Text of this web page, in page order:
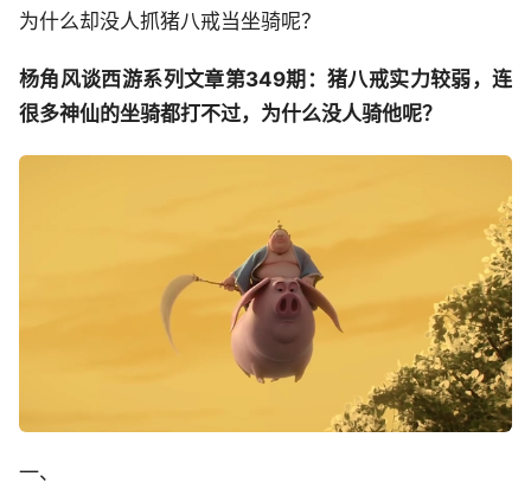
为什么却没人抓猪八戒当坐骑呢？
杨角风谈西游系列文章第349期：猪八戒实力较弱，连
很多神仙的坐骑都打不过，为什么没人骑他呢？
一、